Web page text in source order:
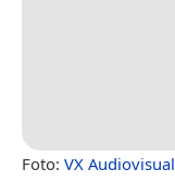
Foto: VX Audiovisual